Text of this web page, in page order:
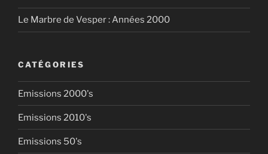
Le Marbre de Vesper : Années 2000
CATÉGORIES
Emissions 2000's
Emissions 2010's
Emissions 50's